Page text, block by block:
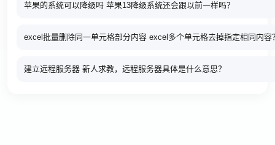
苹果的系统可以降级吗 苹果13降级系统还会跟以前一样吗？
excel批量删除同一单元格部分内容 excel多个单元格去掉指定相同内容
建立远程服务器 新人求教，远程服务器具体是什么意思？